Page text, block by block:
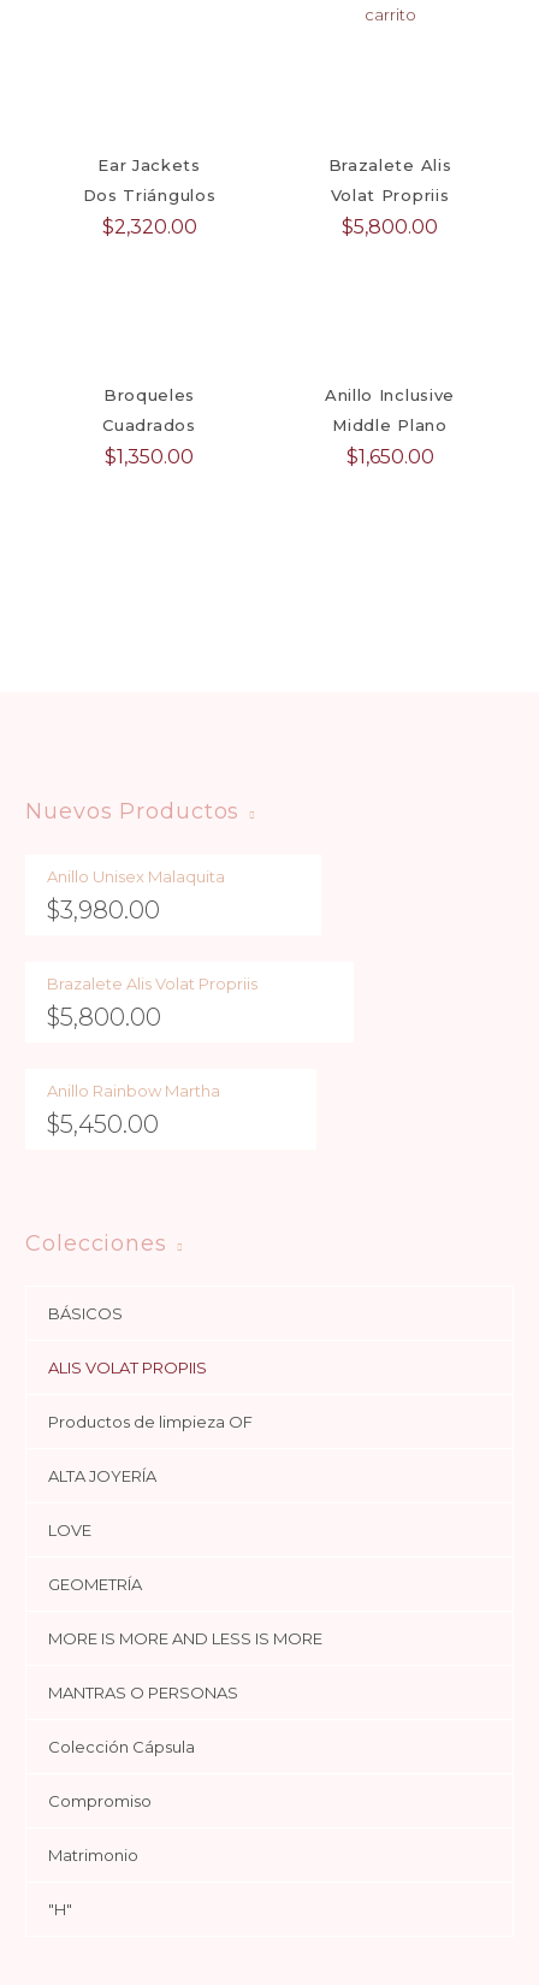
carrito
Ear Jackets
Dos Triángulos
$2,320.00
Brazalete Alis
Volat Propriis
$5,800.00
Broqueles
Cuadrados
$1,350.00
Anillo Inclusive
Middle Plano
$1,650.00
Nuevos Productos
Anillo Unisex Malaquita
$3,980.00
Brazalete Alis Volat Propriis
$5,800.00
Anillo Rainbow Martha
$5,450.00
Colecciones
BÁSICOS
ALIS VOLAT PROPIIS
Productos de limpieza OF
ALTA JOYERÍA
LOVE
GEOMETRÍA
MORE IS MORE AND LESS IS MORE
MANTRAS O PERSONAS
Colección Cápsula
Compromiso
Matrimonio
"H"